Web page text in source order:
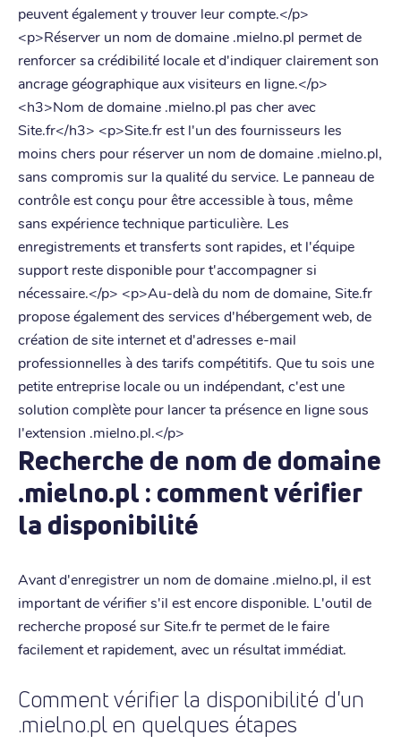
peuvent également y trouver leur compte.</p>
<p>Réserver un nom de domaine .mielno.pl permet de
renforcer sa crédibilité locale et d'indiquer clairement son
ancrage géographique aux visiteurs en ligne.</p>
<h3>Nom de domaine .mielno.pl pas cher avec
Site.fr</h3> <p>Site.fr est l'un des fournisseurs les
moins chers pour réserver un nom de domaine .mielno.pl,
sans compromis sur la qualité du service. Le panneau de
contrôle est conçu pour être accessible à tous, même
sans expérience technique particulière. Les
enregistrements et transferts sont rapides, et l'équipe
support reste disponible pour t'accompagner si
nécessaire.</p> <p>Au-delà du nom de domaine, Site.fr
propose également des services d'hébergement web, de
création de site internet et d'adresses e-mail
professionnelles à des tarifs compétitifs. Que tu sois une
petite entreprise locale ou un indépendant, c'est une
solution complète pour lancer ta présence en ligne sous
l'extension .mielno.pl.</p>
Recherche de nom de domaine
.mielno.pl : comment vérifier
la disponibilité
Avant d'enregistrer un nom de domaine .mielno.pl, il est
important de vérifier s'il est encore disponible. L'outil de
recherche proposé sur Site.fr te permet de le faire
facilement et rapidement, avec un résultat immédiat.
Comment vérifier la disponibilité d'un
.mielno.pl en quelques étapes